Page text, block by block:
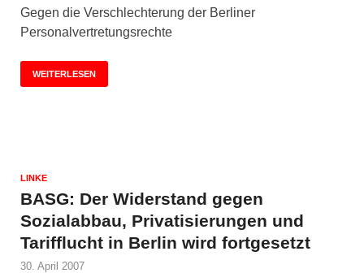
Gegen die Verschlechterung der Berliner
Personalvertretungsrechte
WEITERLESEN
LINKE
BASG: Der Widerstand gegen
Sozialabbau, Privatisierungen und
Tarifflucht in Berlin wird fortgesetzt
30. April 2007